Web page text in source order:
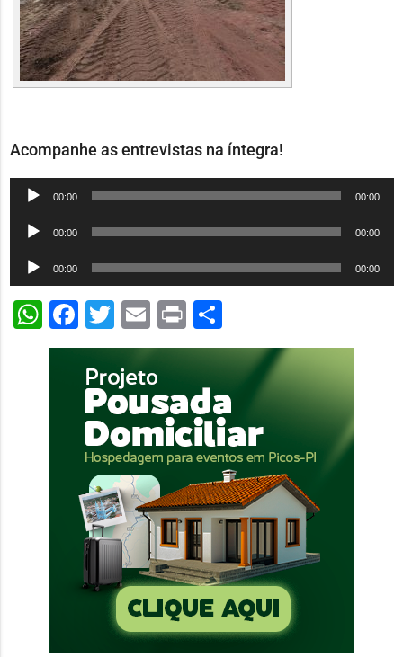
Acompanhe as entrevistas na íntegra!
Tocador
áudio
00:00 00:00
Tocador
áudio
00:00 00:00
Tocador
de
áudio
00:00 00:00
WhatsApp
Facebook
Twitter
Email
PrintShare